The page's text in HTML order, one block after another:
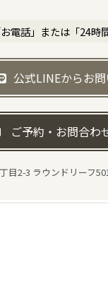
電話」または「24時
公式LINEからお
ご予約・お問合わ
目2-3 ラウンドリーフ